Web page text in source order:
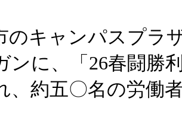
のキャンパスプ
ンに、「26春闘
約五〇名の労働